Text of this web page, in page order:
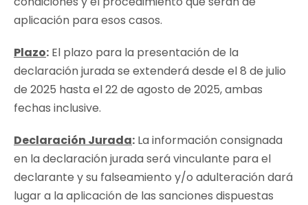
aplicación para esos casos.
Plazo: El plazo para la presentación de la
declaración jurada se extenderá desde el 8 de julio
de 2025 hasta el 22 de agosto de 2025, ambas
fechas inclusive.
Declaración Jurada: La información consignada
en la declaración jurada será vinculante para el
declarante y su falseamiento y/o adulteración dará
lugar a la aplicación de las sanciones dispuestas